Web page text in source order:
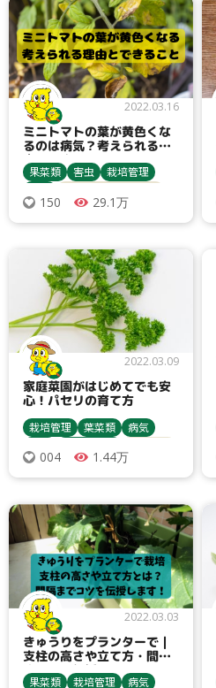
防虫ネット
追肥
ヨトウムシ類
カメムシ類
マルチ
病害虫対策
トンネル
2022.03.16
ミニトマトの葉が黄色くな
るのは病気？考えられる理
由とできること
果菜類 害虫
栽培管理
ハモグリバエ類
アブラムシ類
病害虫対策
ダニ類
150 29.1万
2022.03.09
家庭菜園がはじめてでも安
心！パセリの育て方
栽培管理 葉菜類
病気
うどんこ病
アブラムシ類
ヨトウムシ類
ダニ類
パセリ
004 1.44万
2022.03.03
きゅうりをプランターで｜
支柱の高さや立て方・間隔
までコツ伝授
果菜類 栽培管理 病気